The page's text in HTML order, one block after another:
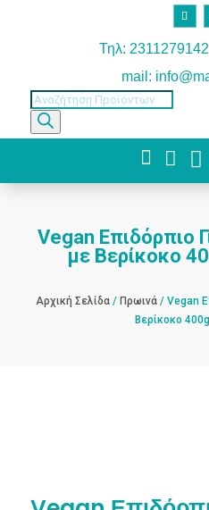
Τηλ:
mail:
Products
search
  
Vegan Επιδόρπιο
με Βερίκοκο
Αρχική Σελίδα /Πρωινά / Vegan
Βερίκοκο